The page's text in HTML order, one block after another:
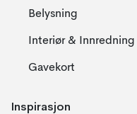
Belysning
Interiør & Innredning
Gavekort
Inspirasjon